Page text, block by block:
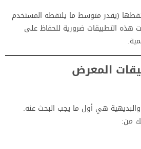
(يقدر متوسط ما يلتقطه المستخدم
أصبحت هذه التطبيقات ضرورية للحفاظ على
المعرض
هي أول ما يجب البحث عنه.
من: